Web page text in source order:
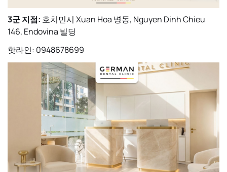
3군 지점: 호치민시 Xuan Hoa 병동, Nguyen Dinh Chieu
146, Endovina 빌딩
핫라인: 0948678699